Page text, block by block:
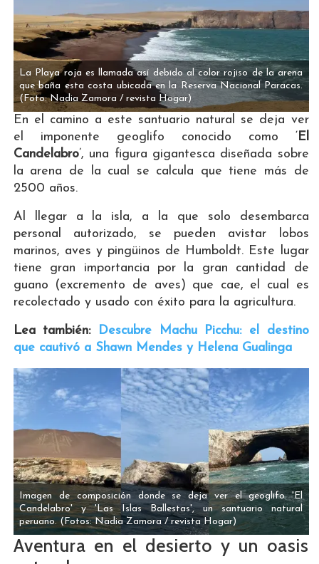
La Playa roja es llamada así debido al color rojiso de la arena
que baña esta costa ubicada en la Reserva Nacional Paracas.
(Foto: Nadia Zamora / revista Hogar)
En el camino a este santuario natural se deja ver
el imponente geoglifo conocido como ‘ El
Candelabro’, una figura gigantesca diseñada sobre
la arena de la cual se calcula que tiene más de
2500 años.
Al llegar a la isla, a la que solo desembarca
personal autorizado, se pueden avistar lobos
marinos, aves y pingüinos de Humboldt. Este lugar
tiene gran importancia por la gran cantidad de
guano (excremento de aves) que cae, el cual es
recolectado y usado con éxito para la agricultura.
Lea también:
Descubre Machu Picchu: el destino
que cautivó a Shawn Mendes y Helena Gualinga
Imagen de composición donde se deja ver el geoglifo 'El
Candelabro' y 'Las Islas Ballestas', un santuario natural
peruano. (Fotos: Nadia Zamora / revista Hogar)
Aventura en el desierto y un oasis